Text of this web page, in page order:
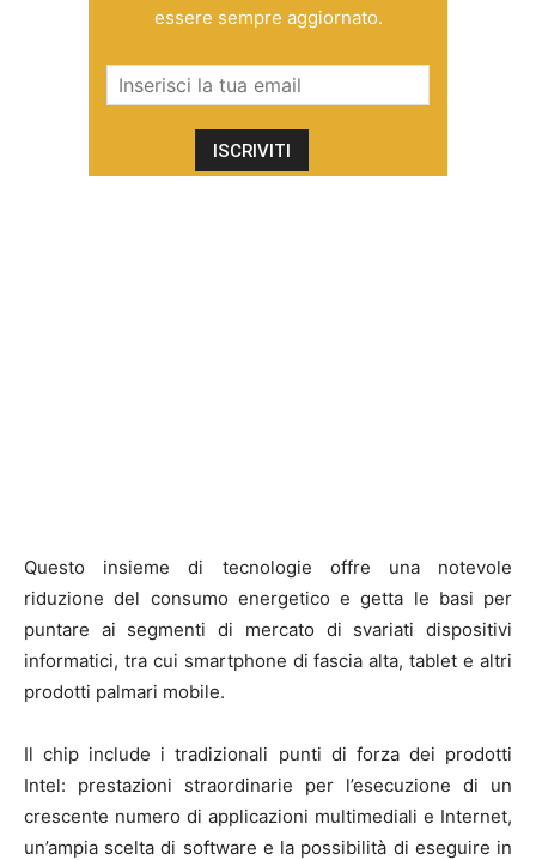
essere sempre aggiornato.
Questo insieme di tecnologie offre una notevole
riduzione del consumo energetico e getta le basi per
puntare ai segmenti di mercato di svariati dispositivi
informatici, tra cui smartphone di fascia alta, tablet e altri
prodotti palmari mobile.
Il chip include i tradizionali punti di forza dei prodotti
Intel: prestazioni straordinarie per l’esecuzione di un
crescente numero di applicazioni multimediali e Internet,
un’ampia scelta di software e la possibilità di eseguire in